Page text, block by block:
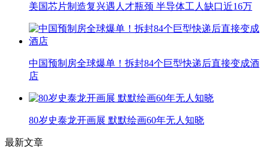
美国芯片制造复兴遇人才瓶颈 半导体工人缺口近16万
中国预制房全球爆单！拆封84个巨型快递后直接变成酒
店
80岁史泰龙开画展 默默绘画60年无人知晓
最新文章